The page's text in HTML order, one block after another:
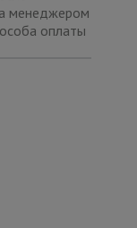
менеджером
оплаты